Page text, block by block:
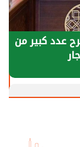
الطاقة
الطبيعية